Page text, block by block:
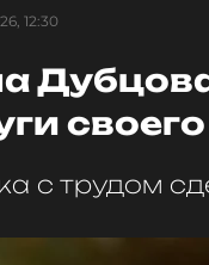
12:30
с трудом